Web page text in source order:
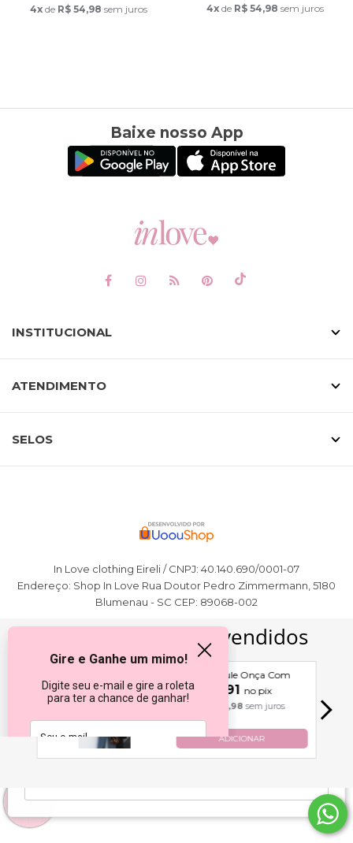
Shop In Love | P ao G5utiliza cookies e outras
tecnologias para melhorar sua experiência de compra e
personalizar anúncios, ao continuar navegando você
concorda com nossa
Política de Privacidade.
4xde R$ 54,98 sem juros 4xde R$ 54,98 sem juros
Baixe nosso App
INSTITUCIONAL
ATENDIMENTO
SELOS
In Love clothing Eireli / CNPJ: 40.140.690/0001-07
Endereço: Shop In Love Rua Doutor Pedro Zimmermann, 5180
Blumenau - SC CEP: 89068-002